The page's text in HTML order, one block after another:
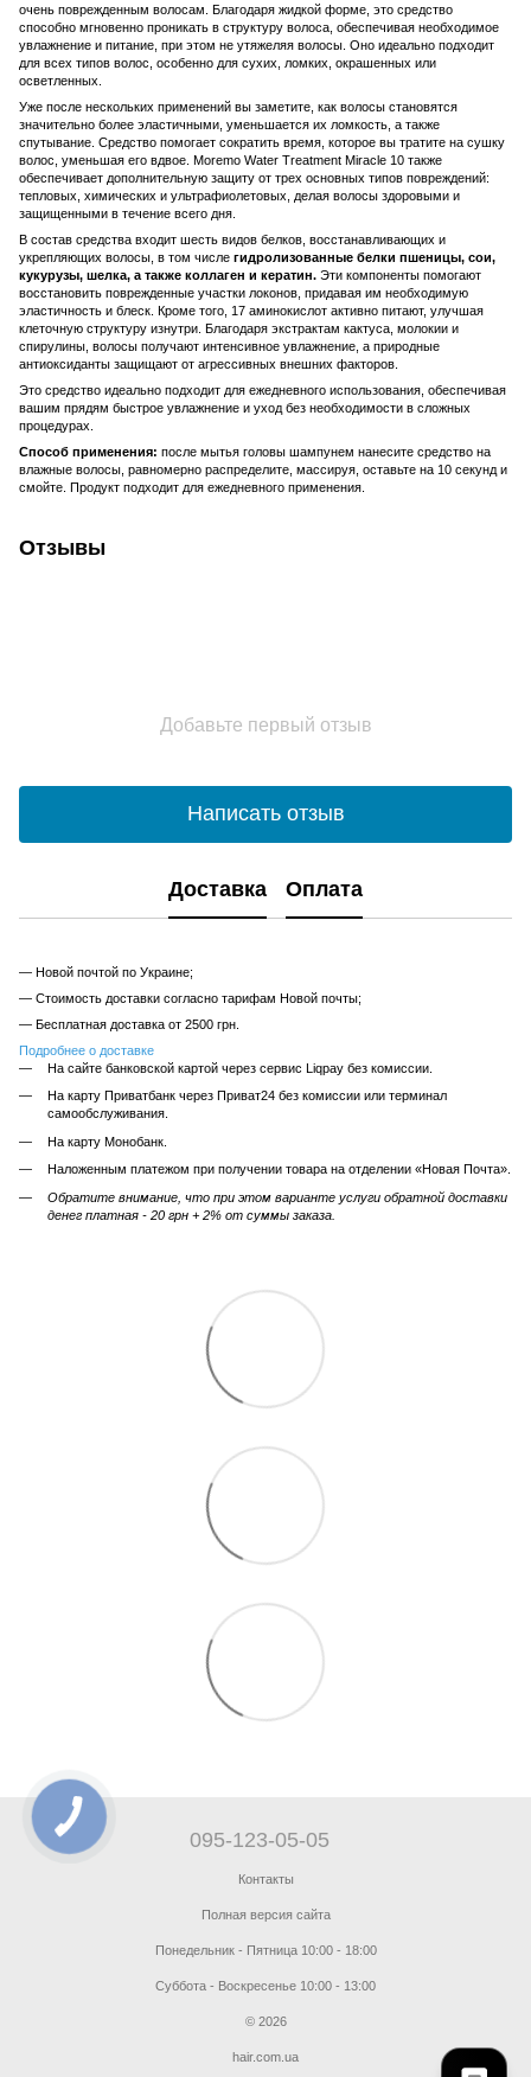
очень поврежденным волосам. Благодаря жидкой форме, это средство
способно мгновенно проникать в структуру волоса, обеспечивая необходимое
увлажнение и питание, при этом не утяжеляя волосы. Оно идеально подходит
для всех типов волос, особенно для сухих, ломких, окрашенных или
осветленных.
Уже после нескольких применений вы заметите, как волосы становятся
значительно более эластичными, уменьшается их ломкость, а также
спутывание. Средство помогает сократить время, которое вы тратите на сушку
волос, уменьшая его вдвое. Moremo Water Treatment Miracle 10 также
обеспечивает дополнительную защиту от трех основных типов повреждений:
тепловых, химических и ультрафиолетовых, делая волосы здоровыми и
защищенными в течение всего дня.
В состав средства входит шесть видов белков, восстанавливающих и
укрепляющих волосы, в том числе гидролизованные белки пшеницы, сои,
кукурузы, шелка, а также коллаген и кератин. Эти компоненты помогают
восстановить поврежденные участки локонов, придавая им необходимую
эластичность и блеск. Кроме того, 17 аминокислот активно питают, улучшая
клеточную структуру изнутри. Благодаря экстрактам кактуса, молокии и
спирулины, волосы получают интенсивное увлажнение, а природные
антиоксиданты защищают от агрессивных внешних факторов.
Это средство идеально подходит для ежедневного использования, обеспечивая
вашим прядям быстрое увлажнение и уход без необходимости в сложных
процедурах.
Способ применения: после мытья головы шампунем нанесите средство на
влажные волосы, равномерно распределите, массируя, оставьте на 10 секунд и
смойте. Продукт подходит для ежедневного применения.
Отзывы
Добавьте первый отзыв
Написать отзыв
Доставка Оплата
— Новой почтой по Украине;
— Стоимость доставки согласно тарифам Новой почты;
— Бесплатная доставка от 2500 грн.
Подробнее о доставке
На сайте банковской картой через сервис Liqpay без комиссии.
На карту Приватбанк через Приват24 без комиссии или терминал
самообслуживания.
На карту Монобанк.
Наложенным платежом при получении товара на отделении «Новая Почта».
Обратите внимание, что при этом варианте услуги обратной доставки
денег платная - 20 грн + 2% от суммы заказа.
095-123-05-05
Контакты
Полная версия сайта
Понедельник - Пятница 10:00 - 18:00
Суббота - Воскресенье 10:00 - 13:00
© 2026
hair.com.ua